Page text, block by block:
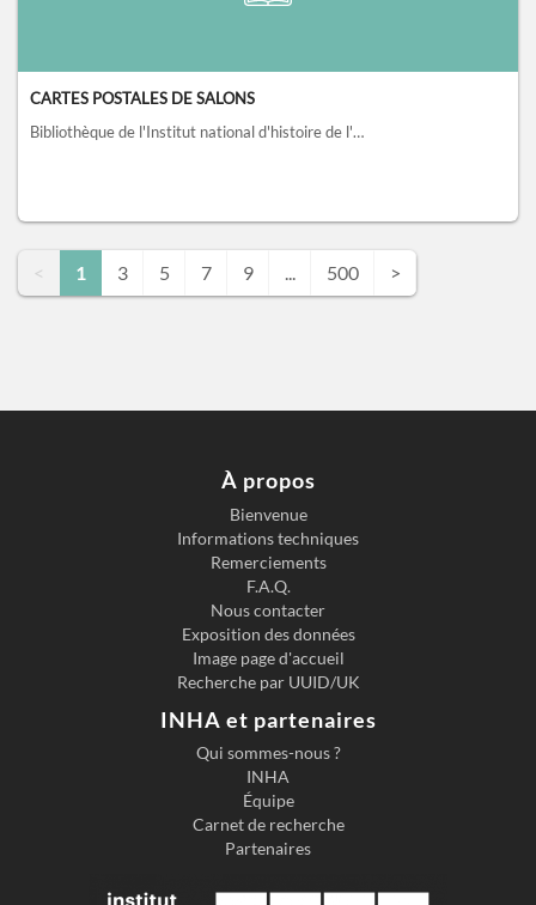
CARTES POSTALES DE SALONS
Bibliothèque de l'Institut national d'histoire de l'art, collections Jacques Doucet, Paris
< 1 3 5 7 9 ... 500 >
À propos
Bienvenue
Informations techniques
Remerciements
F.A.Q.
Nous contacter
Exposition des données
Image page d'accueil
Recherche par UUID/UK
INHA et partenaires
Qui sommes-nous ?
INHA
Équipe
Carnet de recherche
Partenaires